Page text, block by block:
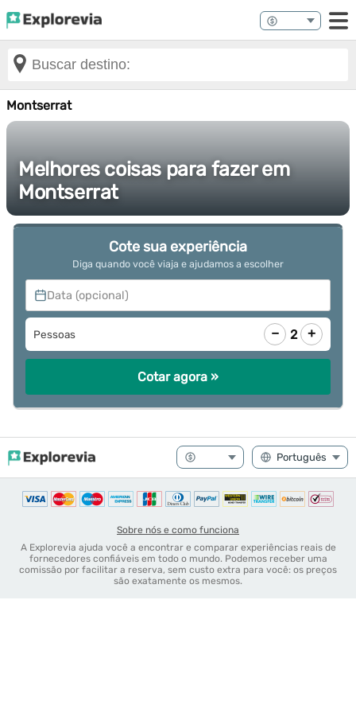
Montserrat
Melhores coisas para fazer em
Montserrat
Cote sua experiência
Diga quando você viaja e ajudamos a escolher
Data (opcional)
Pessoas − 2 +
Cotar agora »
Sobre nós e como funciona
A Explorevia ajuda você a encontrar e comparar experiências reais de
fornecedores confiáveis em todo o mundo. Podemos receber uma
comissão por facilitar a reserva, sem custo extra para você: os preços
são exatamente os mesmos.